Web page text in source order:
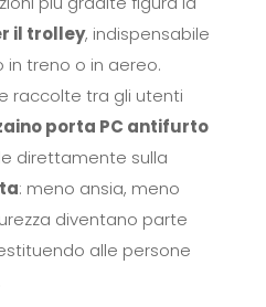
il trolley, indispensabile
in treno o in aereo.
raccolte tra gli utenti
porta PC antifurto
direttamente sulla
: meno ansia, meno
diventano parte
alle persone